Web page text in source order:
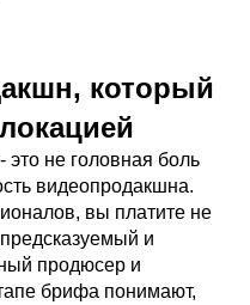
который
это не головная боль
видеопродакшна.
вы платите не
и
продюсер и
брифа понимают,